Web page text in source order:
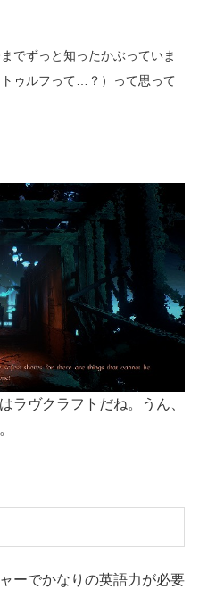
でずっと知ったかぶっていま
ゥルフって…？）って思って
ラヴクラフトだね。うん、
ーでかなりの英語力が必要